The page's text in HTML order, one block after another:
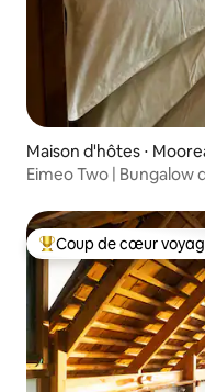
Maison d'hôtes ⋅
Eimeo Two | Bungalow
Coups de cœur
Coup de cœur